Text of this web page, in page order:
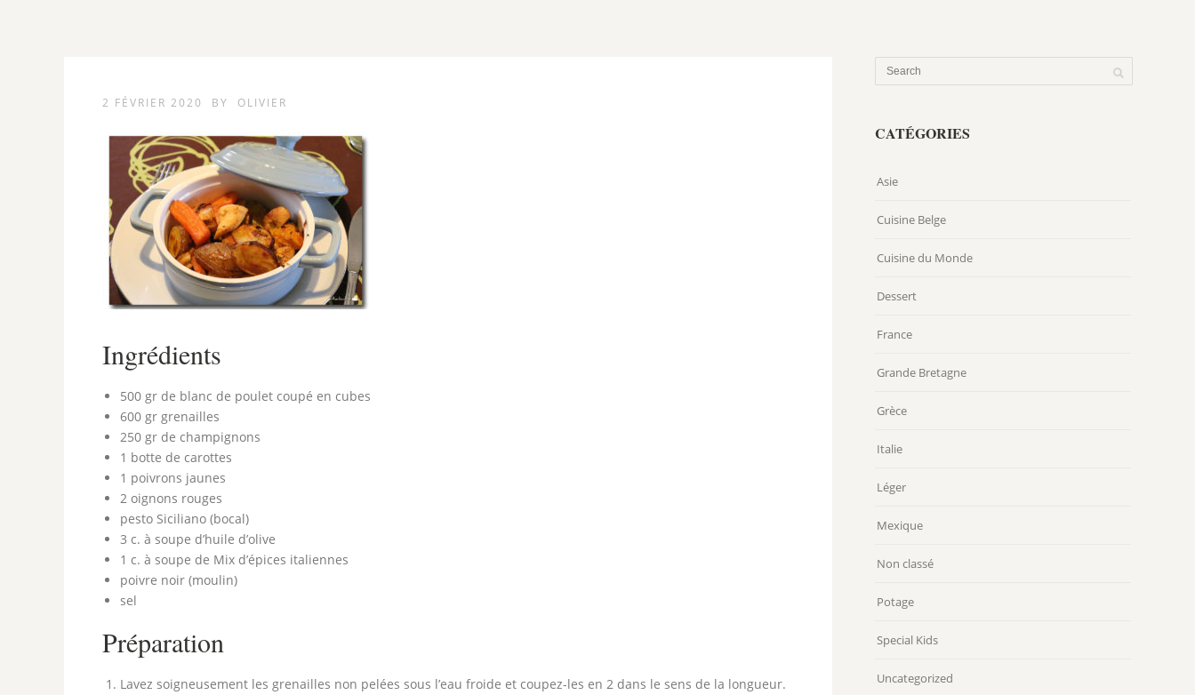
2 FÉVRIER 2020 BY OLIVIER
Ingrédients
500 gr de blanc de poulet coupé en cubes
600 gr grenailles
250 gr de champignons
1 botte de carottes
1 poivrons jaunes
2 oignons rouges
pesto Siciliano (bocal)
3 c. à soupe d’huile d’olive
1 c. à soupe de Mix d’épices italiennes
poivre noir (moulin)
sel
Préparation
Lavez soigneusement les grenailles non pelées sous l’eau froide et coupez-les en 2 dans le sens de la longueur.
CATÉGORIES
Asie
Cuisine Belge
Cuisine du Monde
Dessert
France
Grande Bretagne
Grèce
Italie
Léger
Mexique
Non classé
Potage
Special Kids
Uncategorized